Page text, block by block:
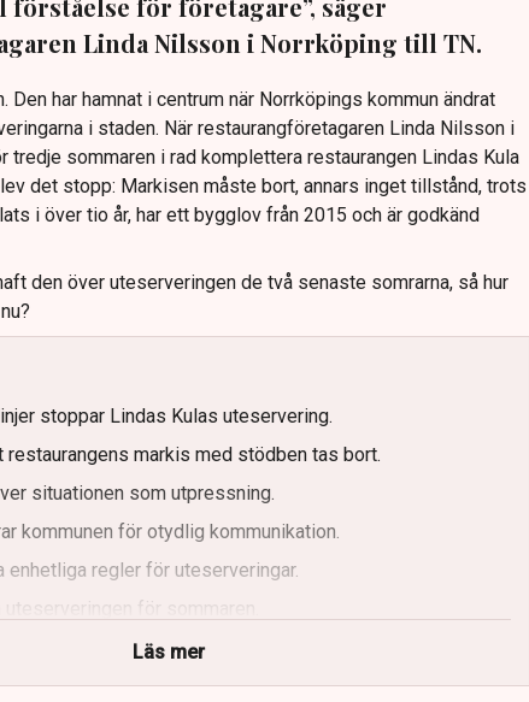
förståelse för företagare”, säger
Linda Nilsson i Norrköping till TN.
Den har hamnat i centrum när Norrköpings kommun ändrat
i staden. När restaurangföretagaren Linda Nilsson i
tredje sommaren i rad komplettera restaurangen Lindas Kula
det stopp: Markisen måste bort, annars inget tillstånd, trots
i över tio år, har ett bygglov från 2015 och är godkänd
den över uteserveringen de två senaste somrarna, så hur
stoppar Lindas Kulas uteservering.
restaurangens markis med stödben tas bort.
situationen som utpressning.
kommunen för otydlig kommunikation.
enhetliga regler för uteserveringar.
för sommaren.
Läs mer